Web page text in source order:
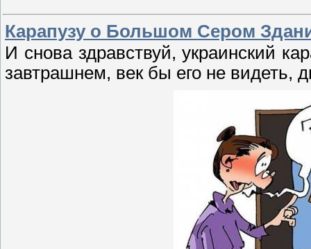
Карапузу о Большом Сером
И снова здравствуй, украинский
завтрашнем, век бы его не видеть,